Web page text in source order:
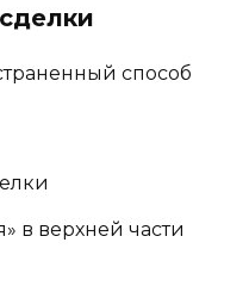
способ
в верхней части